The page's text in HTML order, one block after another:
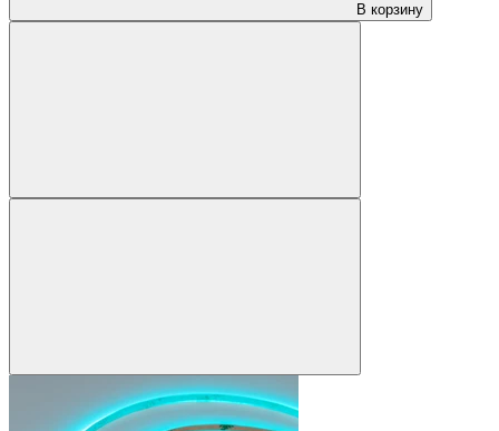
В корзину